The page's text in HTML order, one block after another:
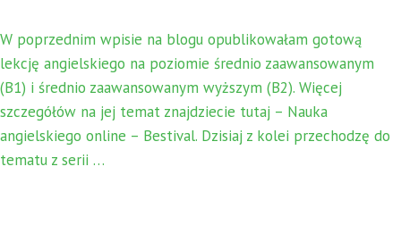
W poprzednim wpisie na blogu opublikowałam gotową
lekcję angielskiego na poziomie średnio zaawansowanym
(B1) i średnio zaawansowanym wyższym (B2). Więcej
szczegółów na jej temat znajdziecie tutaj – Nauka
angielskiego online – Bestival. Dzisiaj z kolei przechodzę do
tematu z serii …